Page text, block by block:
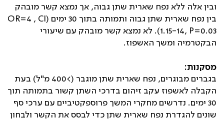
ובין אלה ללא נפח שארית שתן גבוה, אך נמצא קשר מובהק
בין נפח שארית שתן גבוה ותמותה בתוך 30 ימים (
OR=4 , CI
1.15-14, P=0.03). לא נמצא קשר מובהק עם שיעורי
הבקטרמיה ומשך האשפוז.
מסקנות:
בגברים מבוגרים, נפח שארית שתן מוגבר (>400 מ"ל) בעת
הקבלה לאשפוז עקב זיהום בדרכי השתן קשור בתמותה תוך
30 ימים. נדרשים מחקרי המשך פרוספקטיביים עם ערכי סף
שונים להגדרת נפח שארית שתן כדי לבסס את הקשר ולבחון